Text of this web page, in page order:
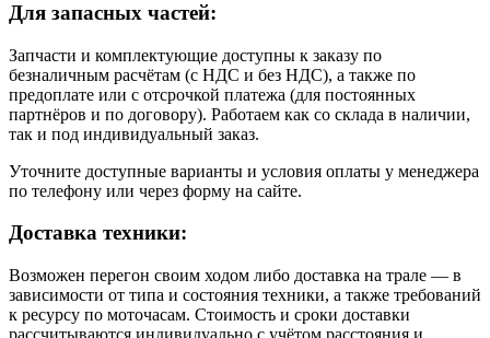
Для запасных частей:
Запчасти и комплектующие доступны к заказу по
безналичным расчётам (с НДС и без НДС), а также по
предоплате или с отсрочкой платежа (для постоянных
партнёров и по договору). Работаем как со склада в наличии,
так и под индивидуальный заказ.
Уточните доступные варианты и условия оплаты у менеджера
по телефону или через форму на сайте.
Доставка техники:
Возможен перегон своим ходом либо доставка на трале — в
зависимости от типа и состояния техники, а также требований
к ресурсу по моточасам. Стоимость и сроки доставки